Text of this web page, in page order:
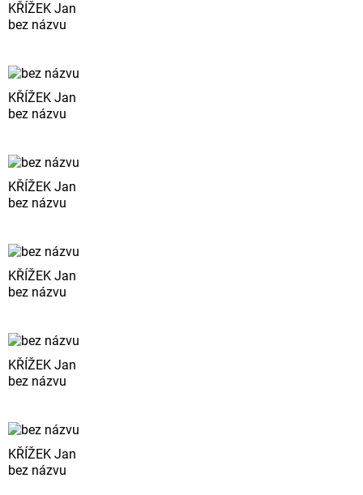
KŘÍŽEK Jan
bez názvu
KŘÍŽEK Jan
bez názvu
KŘÍŽEK Jan
bez názvu
KŘÍŽEK Jan
bez názvu
KŘÍŽEK Jan
bez názvu
KŘÍŽEK Jan
bez názvu